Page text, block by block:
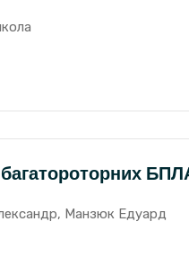
Манзюк Едуард